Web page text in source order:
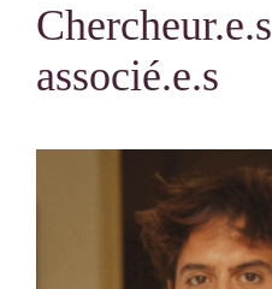
Chercheur.e.s
associé.e.s